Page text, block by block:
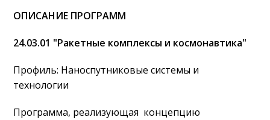
ОПИСАНИЕ ПРОГРАММ
24.03.01 "Ракетные комплексы и космонавтика"
Профиль: Наноспутниковые системы и
технологии
Программа, реализующая концепцию